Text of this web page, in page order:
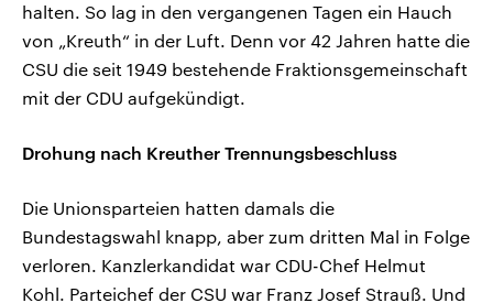
halten. So lag in den vergangenen Tagen ein Hauch
von „Kreuth“ in der Luft. Denn vor 42 Jahren hatte die
CSU die seit 1949 bestehende Fraktionsgemeinschaft
mit der CDU aufgekündigt.
Drohung nach Kreuther Trennungsbeschluss
Die Unionsparteien hatten damals die
Bundestagswahl knapp, aber zum dritten Mal in Folge
verloren. Kanzlerkandidat war CDU-Chef Helmut
Kohl. Parteichef der CSU war Franz Josef Strauß. Und